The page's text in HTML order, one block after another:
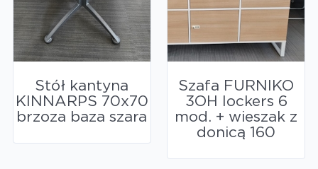
Stół kantyna
KINNARPS 70x70
brzoza baza szara
Szafa FURNIKO
3OH lockers 6
mod. + wieszak z
donicą 160